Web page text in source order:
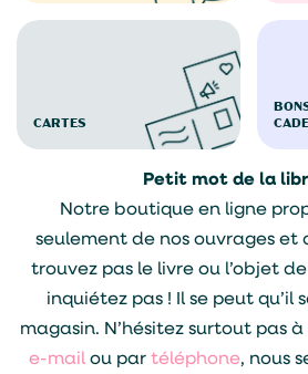
CARTES
Petit mot de la
Notre boutique en ligne
seulement de nos ouvrages et
trouvez pas le livre ou l’objet
inquiétez pas ! Il se peut qu’il
magasin. N’hésitez surtout pas
e-mail ou par téléphone, nous